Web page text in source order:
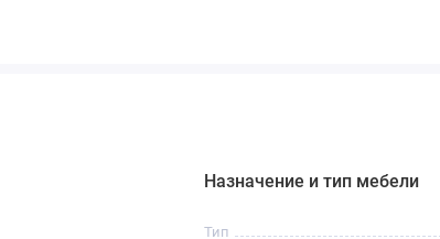
Назначение и тип мебели
Тип